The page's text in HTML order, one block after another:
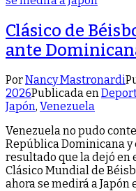
Clásico de
ante
PorNancy Mastronardi
2026Publicada en
Japón, Venezuela
Venezuela no pudo
República Dominicana y
resultado que la dejó en
Clásico Mundial de
ahora se medirá a Japón